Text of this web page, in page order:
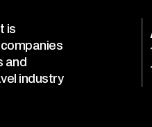
is
and
industry